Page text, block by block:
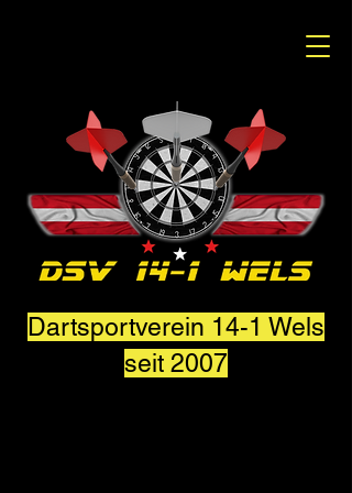
Dartsportverein 14-1 Wels
seit 2007